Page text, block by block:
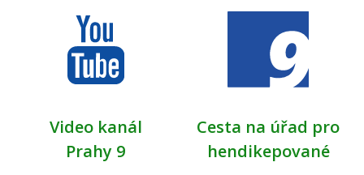
Video kanál
Prahy 9
Cesta na úřad pro
hendikepované